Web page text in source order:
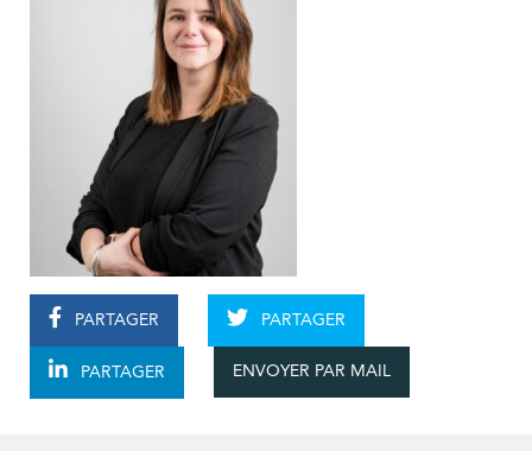
PARTAGER PARTAGER
PARTAGER ENVOYER PAR MAIL